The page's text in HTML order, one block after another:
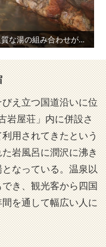
自然石を使用した雰囲気ある岩風呂と、良質な湯の組み合わせが魅力的な大浴場。
え立つ国道沿いに位
岩屋荘」内に併設さ
用されてきたという
岩風呂に潤沢に沸き
なっている。温泉以
き、観光客から四国
を通して幅広い人に